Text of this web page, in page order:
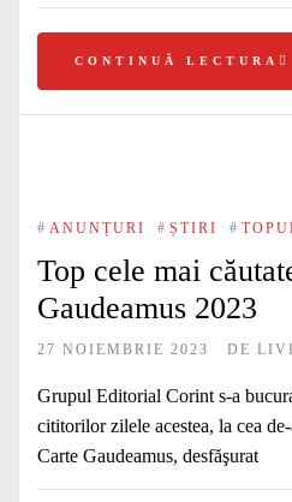
CONTINUĂ LECTURA
# ANUNȚURI # ȘTIRI #
Top cele mai
Gaudeamus 2023
27 NOIEMBRIE 2023 DE
Grupul Editorial Corint s-a
cititorilor zilele acestea, la cea
Carte Gaudeamus, desfăşurat